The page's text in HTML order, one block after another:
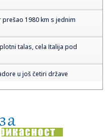
1980 km s jednim
talas, cela Italija pod
u još četiri države
Uvek ima mesta za